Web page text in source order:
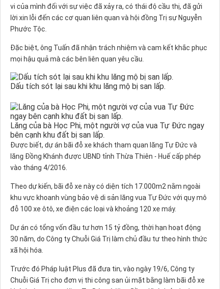
vi của mình đối với sự việc đã xảy ra, có thái độ cầu thị, đã gửi
lời xin lỗi đến các cơ quan liên quan và hội đồng Trị sự Nguyễn
Phước Tộc.
Đặc biệt, ông Tuấn đã nhận trách nhiệm và cam kết khắc phục
mọi hậu quả mà các bên liên quan yêu cầu.
Dấu tích sót lại sau khi khu lăng mộ bị san lấp.
Lăng của bà Học Phi, một người vợ của vua Tự Đức ngay
bên cạnh khu đất bị san lấp.
Được biết, dự án bãi đỗ xe khách tham quan lăng Tự Đức và
lăng Đồng Khánh được UBND tỉnh Thừa Thiên - Huế cấp phép
vào tháng 4/2016.
Theo dự kiến, bãi đỗ xe này có diện tích 17.000m2 nằm ngoài
khu vực khoanh vùng bảo vệ di sản lăng vua Tự Đức với quy mô
đỗ 100 xe ôtô, xe điện các loại và khoảng 120 xe máy.
Dự án có tổng vốn đầu tư hơn 15 tỷ đồng, thời hạn hoạt động
30 năm, do Công ty Chuỗi Giá Trị làm chủ đầu tư theo hình thức
xã hội hóa.
Trước đó Pháp luật Plus đã đưa tin, vào ngày 19/6, Công ty
Chuỗi Giá Trị cho đơn vị thi công san ủi mặt bằng làm bãi đỗ xe